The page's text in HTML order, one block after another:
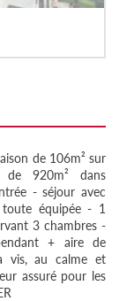
de 106m² sur
920m² dans
- séjour avec
équipée - 1
3 chambres -
+ aire de
vis, au calme et
assuré pour les